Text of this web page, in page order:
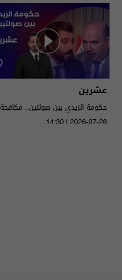
عشرين
حكومة الزيدي بين صولتين.. مكافحة
14:30 | 2026-07-26